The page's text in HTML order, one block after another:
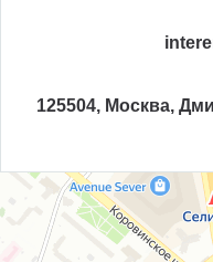
125504, Москва,